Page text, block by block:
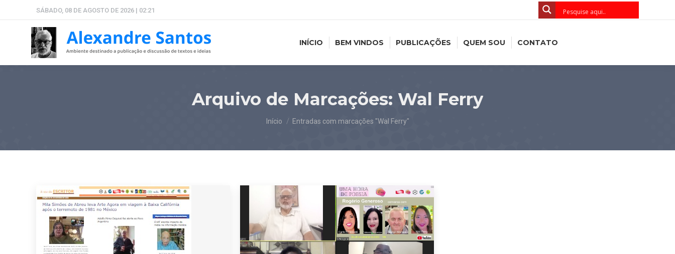
SÁBADO, 08 DE AGOSTO DE 2026 | 02:21
INÍCIO BEM VINDOS PUBLICAÇÕES QUEM SOU CONTATO
Arquivo de Marcações: Wal Ferry
Você está aqui:
Início Entradas com marcações "Wal Ferry"